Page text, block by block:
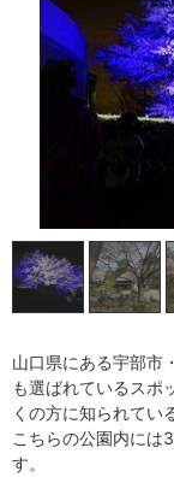
山口県にある宇部市
も選ばれているスポ
くの方に知られてい
こちらの公園内には
す。